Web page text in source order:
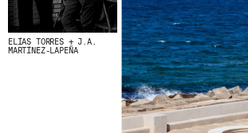
ELÍAS TORRES + J.A.
MARTÍNEZ-LAPEÑA